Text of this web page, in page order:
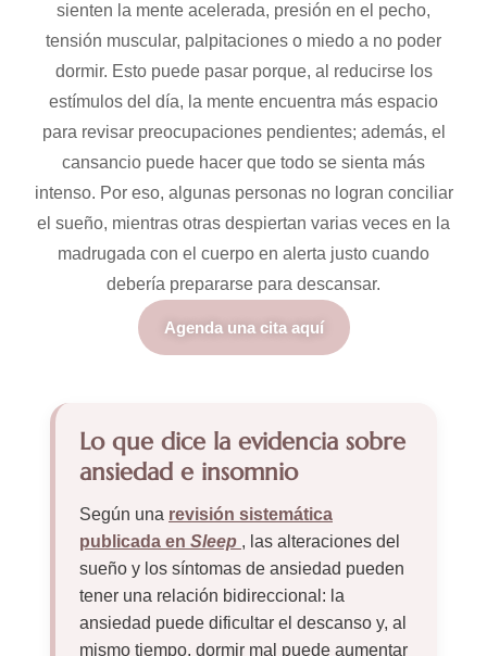
sienten la mente acelerada, presión en el pecho,
tensión muscular, palpitaciones o miedo a no poder
dormir. Esto puede pasar porque, al reducirse los
estímulos del día, la mente encuentra más espacio
para revisar preocupaciones pendientes; además, el
cansancio puede hacer que todo se sienta más
intenso. Por eso, algunas personas no logran conciliar
el sueño, mientras otras despiertan varias veces en la
madrugada con el cuerpo en alerta justo cuando
debería prepararse para descansar.
Agenda una cita aquí
Lo que dice la evidencia sobre
ansiedad e insomnio
Según una revisión sistemática
publicada en Sleep , las alteraciones del
sueño y los síntomas de ansiedad pueden
tener una relación bidireccional: la
ansiedad puede dificultar el descanso y, al
mismo tiempo, dormir mal puede aumentar